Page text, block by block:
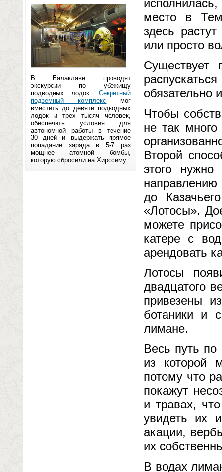
В Балаклаве проводят
экскурсии по убежищу
подводных лодок. Секретный
подземный комплекс мог
вместить до девяти подводных
лодок и трех тысяч человек,
обеспечить условия для
автономной работы в течение
30 дней и выдержать прямое
попадание заряда в 5-7 раз
мощнее атомной бомбы,
которую сбросили на Хиросиму.
место в
здесь
или просто
Существует
обязательно
Чтобы
не так
Второй
этого
до
«Лотосы».
можете
катере с
арендовать
Лотосы
двадцатого
привезены
ботаники и
лимане.
Весь путь по
из которой
потому что
покажут
и травах,
увидеть их
акации,
их
В водах